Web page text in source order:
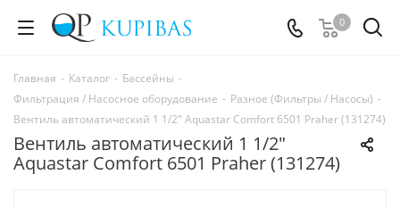
0
Главная - Каталог - Бассейны -
Фильтрация / Насосное оборудование - Разное (Фильтры / Насосы) -
Вентиль автоматический 1 1/2" Aquastar Comfort 6501 Praher (131274)
Вентиль автоматический 1 1/2"
Aquastar Comfort 6501 Praher (131274)